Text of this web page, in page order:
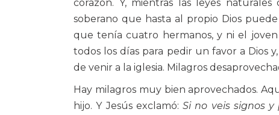
corazón. Y, mientras las leyes
soberano que hasta al propio Dios
que tenía cuatro hermanos, y ni el
todos los días para pedir un favor a Dios
de venir a la iglesia. Milagros
Hay milagros muy bien aprovechados.
hijo. Y Jesús exclamó:Si no veis signos y